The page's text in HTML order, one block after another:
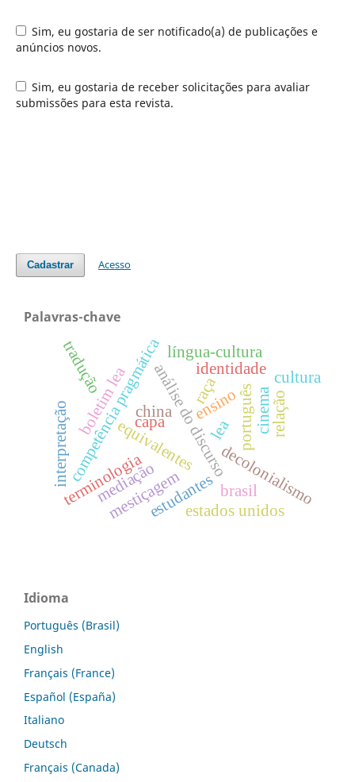
Sim, eu gostaria de ser notificado(a) de publicações e
anúncios novos.
Sim, eu gostaria de receber solicitações para avaliar
submissões para esta revista.
Cadastrar Acesso
Palavras-chave
raça
capa
competência pragmáticaanálise do discurso
ensinoportuguês
terminologia
equivalentes
identidade
boletim lea
decolonialismo
tradução
estudantes
língua-cultura
mestiçagem
cinema
brasil
china
interpretação
estados unidos
cultura
mediação
relação
lea
Idioma
Português (Brasil)
English
Français (France)
Español (España)
Italiano
Deutsch
Français (Canada)